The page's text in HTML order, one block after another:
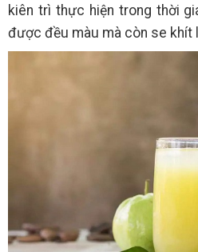
kiên trì thực hiện trong thời
được đều màu mà còn se khít